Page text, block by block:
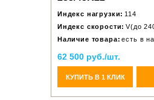
Индекс нагрузки: 114
Индекс скорости: V(до
Наличие товара: есть в
62 500 руб./шт.
КУПИТЬ В 1 КЛИК